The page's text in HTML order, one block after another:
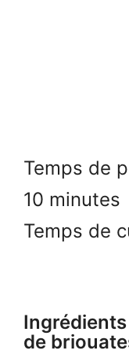
Temps de
10 minutes
Temps de
de